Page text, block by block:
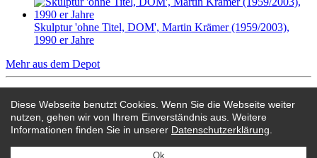
Skulptur 'ohne Titel, DOM', Martin Krämer (1959/2003),
1990 er Jahre
Mehr aus dem Depot
editionformform
rubylux
instagram
Diese Webseite benutzt Cookies. Wenn Sie die Webseite weiter
nutzen, gehen wir von Ihrem Einverständnis aus. Weitere
Informationen finden Sie in unserer Datenschutzerklärung
Ok